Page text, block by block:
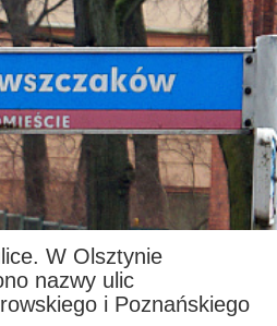
W Olsztynie
nazwy ulic
i Poznańskiego